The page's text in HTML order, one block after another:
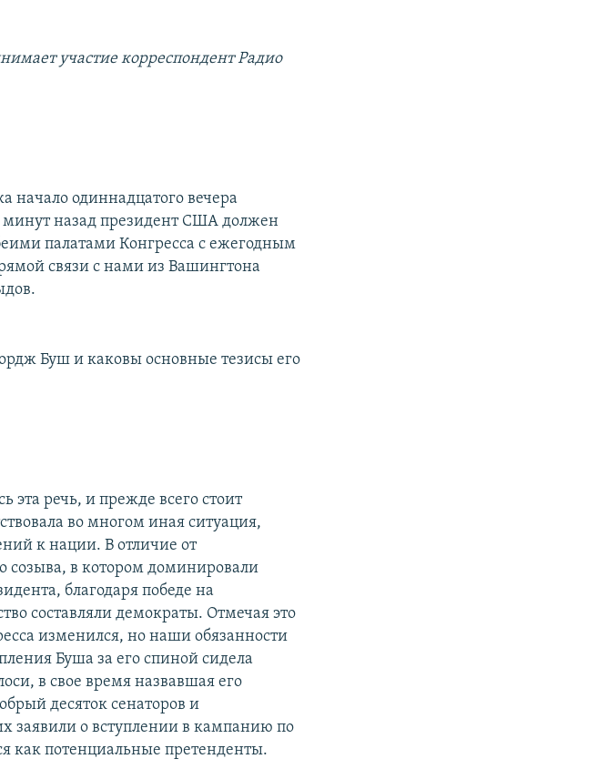
участие корреспондент Радио
начало одиннадцатого вечера
минут назад президент США должен
палатами Конгресса с ежегодным
связи с нами из Вашингтона
Буш и каковы основные тезисы его
эта речь, и прежде всего стоит
во многом иная ситуация,
к нации. В отличие от
созыва, в котором доминировали
благодаря победе на
составляли демократы. Отмечая это
изменился, но наши обязанности
Буша за его спиной сидела
в свое время назвавшая его
десяток сенаторов и
заявили о вступлении в кампанию по
как потенциальные претенденты.